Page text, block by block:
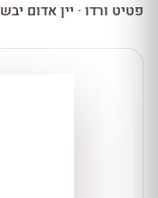
פטיט ורדו · יין אדום יבש